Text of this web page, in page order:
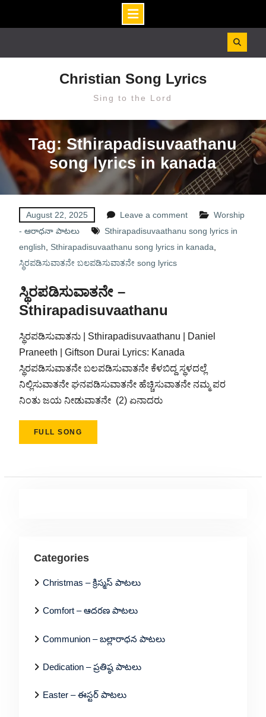
Christian Song Lyrics
Sing to the Lord
Tag: Sthirapadisuvaathanu
song lyrics in kanada
August 22, 2025 Leave a comment
Worship
- ఆరాధనా పాటలు
Sthirapadisuvaathanu song lyrics in
english
Sthirapadisuvaathanu song lyrics in kanada
ಸ್ಥಿರಪಡಿಸುವಾತನೇ ಬಲಪಡಿಸುವಾತನೇ song lyrics
ಸ್ಥಿರಪಡಿಸುವಾತನೇ –
Sthirapadisuvaathanu
ಸ್ಥಿರಪಡಿಸುವಾತನು | Sthirapadisuvaathanu | Daniel
Praneeth | Giftson Durai Lyrics: Kanada
ಸ್ಥಿರಪಡಿಸುವಾತನೇ ಬಲಪಡಿಸುವಾತನೇ ಕೆಳಬಿದ್ದ ಸ್ಥಳದಲ್ಲೆ
ನಿಲ್ಲಿಸುವಾತನೇ ಘನಪಡಿಸುವಾತನೇ ಹೆಚ್ಚಿಸುವಾತನೇ ನಮ್ಮ ಪರ
ನಿಂತು ಜಯ ನೀಡುವಾತನೇ (2) ಏನಾದರು
FULL SONG
Categories
Christmas – క్రిస్మస్ పాటలు
Comfort – ఆదరణ పాటలు
Communion – బల్లారాధన పాటలు
Dedication – ప్రతిష్ఠ పాటలు
Easter – ఈస్టర్ పాటలు